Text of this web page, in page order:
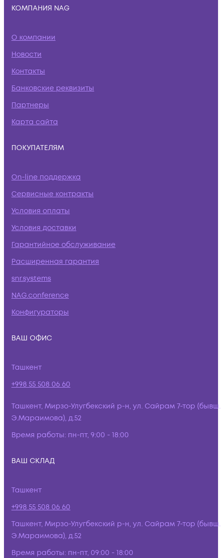
КОМПАНИЯ NAG
О компании
Новости
Контакты
Банковские реквизиты
Партнеры
Карта сайта
ПОКУПАТЕЛЯМ
On-line поддержка
Сервисные контракты
Условия оплаты
Условия доставки
Гарантийное обслуживание
Расширенная гарантия
snr.systems
NAG.conference
Конфигураторы
ВАШ ОФИС
Ташкент
+998 55 508 06 60
Ташкент, Мирзо-Улугбекский р-н, ул. Сайрам 7-тор (бывш.
Э.Мараимова), д.52
Время работы: пн-пт, 9:00 - 18:00
ВАШ СКЛАД
Ташкент
+998 55 508 06 60
Ташкент, Мирзо-Улугбекский р-н, ул. Сайрам 7-тор (бывш.
Э.Мараимова), д.52
Время работы: пн-пт, 09:00 - 18:00